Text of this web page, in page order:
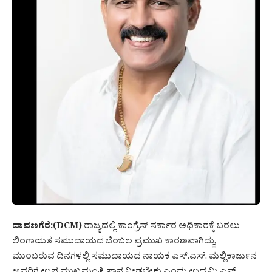
ದಾವಣಗೆರೆ:(DCM)ರಾಜ್ಯದಲ್ಲಿ ಕಾಂಗ್ರೆಸ್ ಸರ್ಕಾರ ಅಧಿಕಾರಕ್ಕೆ ಬರಲು
ಲಿಂಗಾಯತ ಸಮುದಾಯದ ಬೆಂಬಲ ಪ್ರಮುಖ ಕಾರಣವಾಗಿದ್ದು,
ಮುಂಬರುವ ದಿನಗಳಲ್ಲಿ ಸಮುದಾಯದ ನಾಯಕ ಎಸ್.ಎಸ್. ಮಲ್ಲಿಕಾರ್ಜುನ